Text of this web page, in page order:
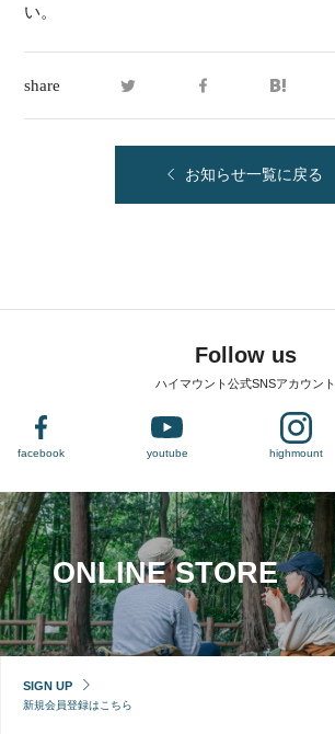
い。
share
お知らせ一覧に戻る
Follow us
ハイマウント公式SNSアカウント
facebook youtube highmount
ONLINE STORE
SIGN UP
新規会員登録はこちら